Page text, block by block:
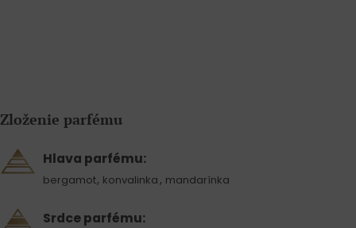
Zloženie parfému
Hlava parfému:
bergamot, konvalinka , mandarínka
Srdce parfému: